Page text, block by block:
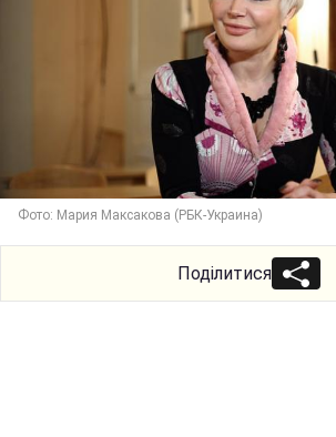
Фото: Мария Максакова (РБК-Украина)
Поділитися